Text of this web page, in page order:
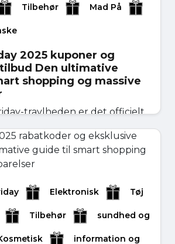
Tilbehør Mad På
2025 kuponer og
Den ultimative
shopping og massive
travlheden er det officielt
2025
Elektronisk Tøj
Tilbehør sundhed og
information og